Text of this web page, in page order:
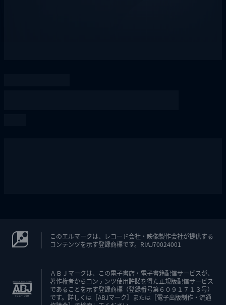
このエルマークは、レコード会社・映像製作会社が提供する
コンテンツを示す登録商標です。RIAJ70024001
ＡＢＪマークは、この電子書店・電子書籍配信サービスが、
著作権者からコンテンツ使用許諾を得た正規版配信サービス
であることを示す登録商標（登録番号第６０９１７１３号）
です。詳しくは［ABJマーク］または［電子出版制作・流通